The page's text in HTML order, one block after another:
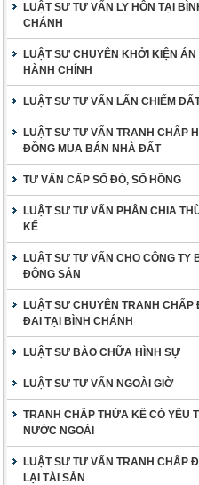
LUẬT SƯ TƯ VẤN LY HÔN TẠI
CHÁNH
LUẬT SƯ CHUYÊN KHỞI KIỆN ÁN
HÀNH CHÍNH
LUẬT SƯ TƯ VẤN LẤN CHIẾM
LUẬT SƯ TƯ VẤN TRANH CHẤP
ĐỒNG MUA BÁN NHÀ ĐẤT
TƯ VẤN CẤP SỔ ĐỎ, SỔ HỒNG
LUẬT SƯ TƯ VẤN PHÂN CHIA
KẾ
LUẬT SƯ TƯ VẤN CHO CÔNG TY
ĐỘNG SẢN
LUẬT SƯ CHUYÊN TRANH CHẤP
ĐAI TẠI BÌNH CHÁNH
LUẬT SƯ BÀO CHỮA HÌNH SỰ
LUẬT SƯ TƯ VẤN NGOÀI GIỜ
TRANH CHẤP THỪA KẾ CÓ YẾU
NƯỚC NGOÀI
LUẬT SƯ TƯ VẤN TRANH CHẤP
LẠI TÀI SẢN